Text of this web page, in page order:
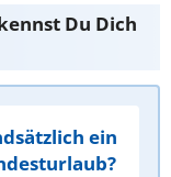
Du Dich
ein